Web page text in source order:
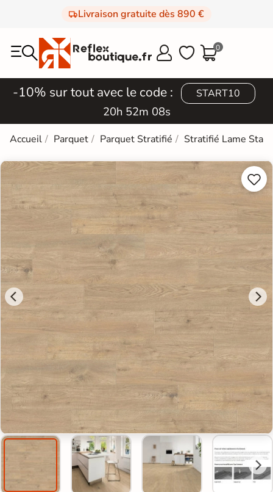
Livraison gratuite dès 890 €
  0
-10% sur tout avec le code : START10
20h 52m 07s
Accueil Parquet Parquet Stratifié Stratifié Lame

